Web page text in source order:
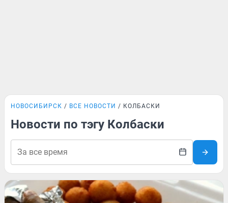
НОВОСИБИРСК ВСЕ НОВОСТИ КОЛБАСКИ
Новости по тэгу Колбаски